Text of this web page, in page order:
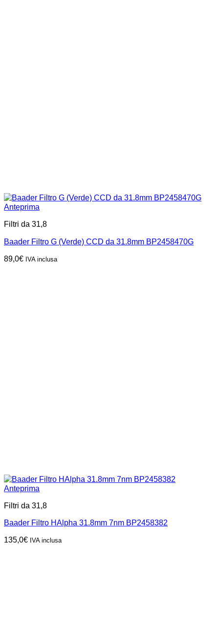
Anteprima
Filtri da 31,8
Baader Filtro G (Verde) CCD da 31.8mm BP2458470G
89,0€ IVA inclusa
Anteprima
Filtri da 31,8
Baader Filtro HAlpha 31.8mm 7nm BP2458382
135,0€ IVA inclusa